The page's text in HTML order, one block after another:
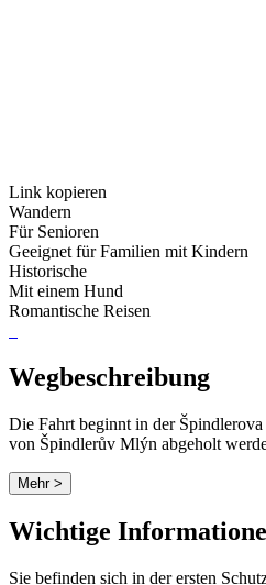
Link kopieren
Wandern
Für Senioren
Geeignet für Familien mit Kindern
Historische
Mit einem Hund
Romantische Reisen
Wegbeschreibung
Die Fahrt beginnt in der
von Špindlerův Mlýn abgeholt
Mehr >
Wichtige
Sie befinden sich in der ersten